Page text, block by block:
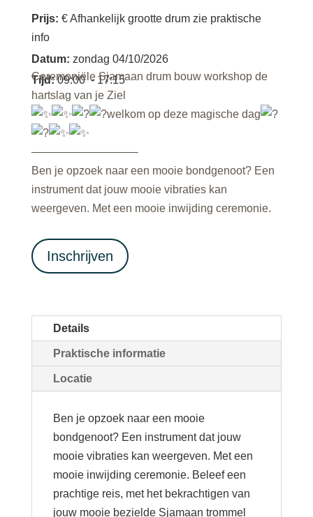
Prijs: € Afhankelijk grootte drum zie praktische
info
Datum: zondag 04/10/2026
Tijd:09:00 - 17:15
Ceremoniële Sjamaan drum bouw workshop de
hartslag van je Ziel
welkom op deze magische dag
—————————–
Ben je opzoek naar een mooie bondgenoot? Een
instrument dat jouw mooie vibraties kan
weergeven. Met een mooie inwijding ceremonie.
Inschrijven
Details
Praktische informatie
Locatie
Ben je opzoek naar een mooie
bondgenoot? Een instrument dat jouw
mooie vibraties kan weergeven. Met een
mooie inwijding ceremonie. Beleef een
prachtige reis, met het bekrachtigen van
jouw mooie bezielde Sjamaan trommel